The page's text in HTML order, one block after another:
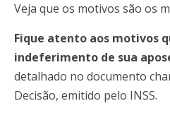
Veja que os motivos são os
Fique atento aos motivos
indeferimento de sua
detalhado no documento
Decisão, emitido pelo INSS.